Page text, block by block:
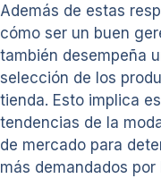
Además de estas
cómo ser un buen
también desempeña
selección de los
tienda. Esto implica
tendencias de la
de mercado para
más demandados por